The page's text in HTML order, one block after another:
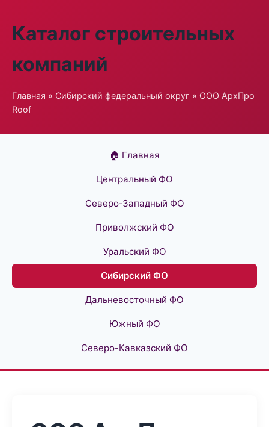
Каталог строительных
компаний
Главная » Сибирский федеральный округ » ООО АрхПро
Roof
🏠 Главная
Центральный ФО
Северо-Западный ФО
Приволжский ФО
Уральский ФО
Сибирский ФО
Дальневосточный ФО
Южный ФО
Северо-Кавказский ФО